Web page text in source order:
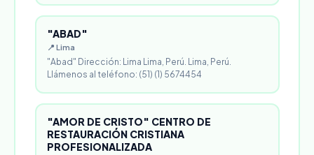
"ABAD"
📍 Lima
"Abad" Dirección: Lima Lima, Perú. Lima, Perú.
Llámenos al teléfono: (51) (1) 5674454
"AMOR DE CRISTO" CENTRO DE
RESTAURACIÓN CRISTIANA
PROFESIONALIZADA